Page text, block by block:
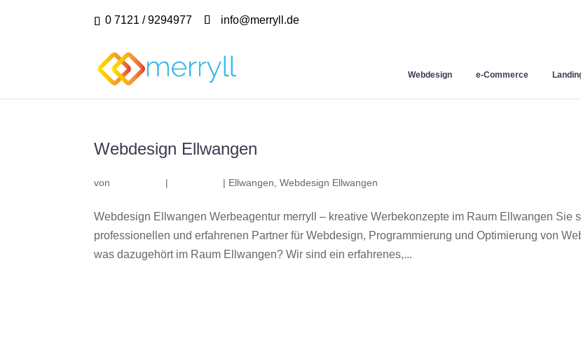
0 7121 / 9294977 info@merryll.de
Webdesign e-Commerce
Webdesign Ellwangen
von | | Ellwangen ,Webdesign Ellwangen
Webdesign Ellwangen Werbeagentur merryll – kreative Werbekonzepte im Raum Ellwangen Sie
professionellen und erfahrenen Partner für Webdesign, Programmierung und Optimierung von
was dazugehört im Raum Ellwangen? Wir sind ein erfahrenes,...